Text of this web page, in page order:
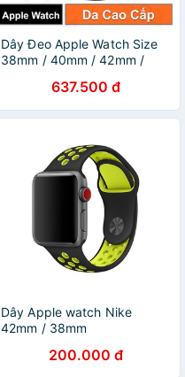
Dây Đeo Apple Watch Size
38mm / 40mm / 42mm /
637.500 đ
Dây Apple watch Nike
42mm / 38mm
200.000 đ